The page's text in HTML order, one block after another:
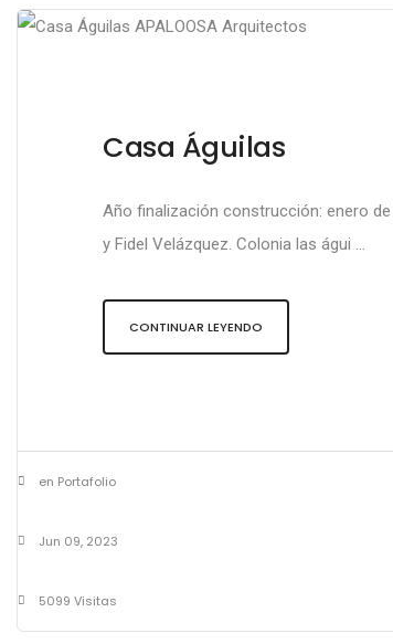
Casa Águilas
Año finalización construcción: enero
y Fidel Velázquez. Colonia las águi ...
CONTINUAR LEYENDO
en Portafolio
Jun 09, 2023
5099 Visitas